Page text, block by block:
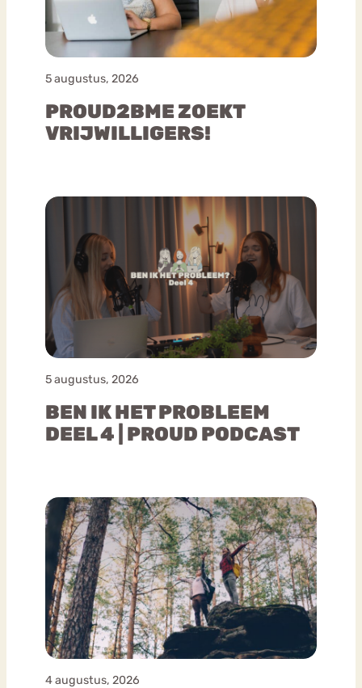
5 augustus, 2026
PROUD2BME ZOEKT
VRIJWILLIGERS!
5 augustus, 2026
BEN IK HET PROBLEEM
DEEL 4 | PROUD PODCAST
4 augustus, 2026